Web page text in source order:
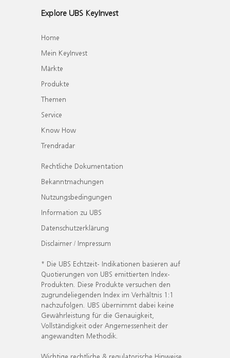
Explore UBS KeyInvest
Home
Mein KeyInvest
Märkte
Produkte
Themen
Service
Know How
Trendradar
Rechtliche Dokumentation
Bekanntmachungen
Nutzungsbedingungen
Information zu UBS
Datenschutzerklärung
Disclaimer / Impressum
* Die UBS Echtzeit- Indikationen basieren auf
Quotierungen von UBS emittierten Index-
Produkten. Diese Produkte versuchen den
zugrundeliegenden Index im Verhältnis 1:1
nachzufolgen. UBS übernimmt dabei keine
Gewährleistung für die Genauigkeit,
Vollständigkeit oder Angemessenheit der
angewandten Methodik.